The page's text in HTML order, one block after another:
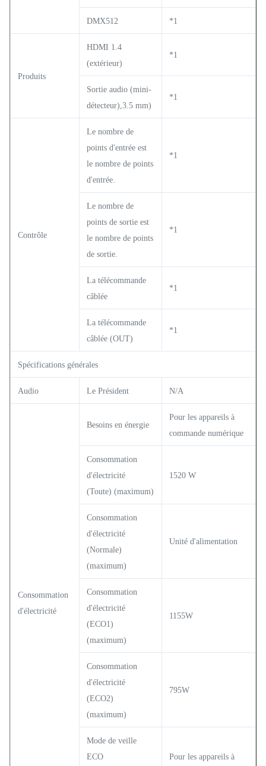
DMX512 *1
Produits
HDMI 1.4
(extérieur)
*1
Sortie audio (mini-
détecteur),3.5 mm)
*1
Contrôle
Le nombre de
points d'entrée est
le nombre de points
d'entrée.
*1
Le nombre de
points de sortie est
le nombre de points
de sortie.
*1
La télécommande
câblée
*1
La télécommande
câblée (OUT)
*1
Spécifications générales
Audio Le Président N/A
Consommation
d'électricité
Besoins en énergie
Pour les appareils à
commande numérique
Consommation
d'électricité
(Toute) (maximum)
1520 W
Consommation
d'électricité
(Normale)
(maximum)
Unité d'alimentation
Consommation
d'électricité
(ECO1)
(maximum)
1155W
Consommation
d'électricité
(ECO2)
(maximum)
795W
Mode de veille
ECO
Pour les appareils à